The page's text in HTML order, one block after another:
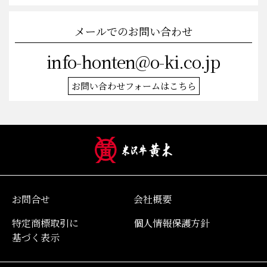
メールでのお問い合わせ
info-honten@o-ki.co.jp
お問い合わせフォームはこちら
お問合せ
会社概要
特定商標取引に
基づく表示
個人情報保護方針